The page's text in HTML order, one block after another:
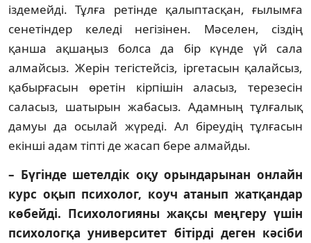
іздемейді. Тұлға ретінде қалыптасқан, ғы­лымға
сенетіндер келеді негізінен. Мәселен, сіздің
қанша ақшаңыз болса да бір күнде үй сала
алмайсыз. Жерін тегістейсіз, іргетасын қалайсыз,
қабырғасын өретін кірпішін ала­сыз, терезесін
саласыз, шатырын жабасыз. Адам­ның тұлғалық
дамуы да осылай жүреді. Ал біреудің тұлғасын
екінші адам тіпті де жасап бере алмайды.
– Бүгінде шетелдік оқу орындарынан он­лайн
курс оқып психолог, коуч ата­нып жатқандар
көбейді. Психологияны жақсы меңгеру үшін
психологқа уни­верситет бітірді деген кәсіби